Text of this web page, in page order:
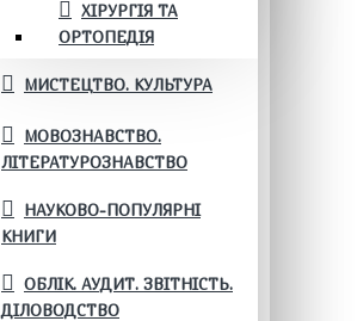
ХІРУРГІЯ ТА
ОРТОПЕДІЯ
МИСТЕЦТВО. КУЛЬТУРА
МОВОЗНАВСТВО.
ЛІТЕРАТУРОЗНАВСТВО
НАУКОВО-ПОПУЛЯРНІ
КНИГИ
ОБЛІК. АУДИТ. ЗВІТНІСТЬ.
ДІЛОВОДСТВО